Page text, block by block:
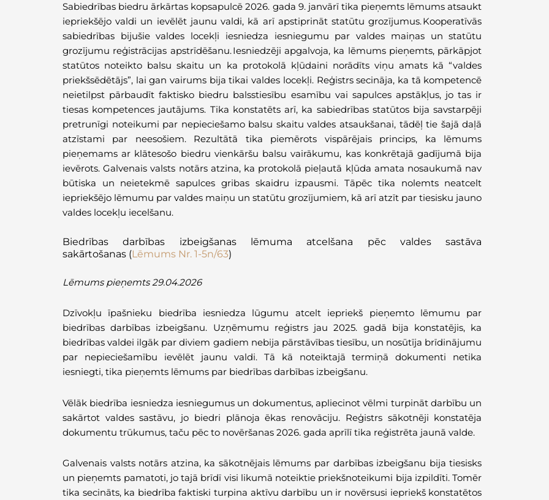
Sabiedrības biedru ārkārtas kopsapulcē 2026. gada 9. janvārī tika pieņemts lēmums atsaukt
iepriekšējo valdi un ievēlēt jaunu valdi, kā arī apstiprināt statūtu grozījumus. Kooperatīvās
sabiedrības bijušie valdes locekļi iesniedza iesniegumu par valdes maiņas un statūtu
grozījumu reģistrācijas apstrīdēšanu. Iesniedzēji apgalvoja, ka lēmums pieņemts, pārkāpjot
statūtos noteikto balsu skaitu un ka protokolā kļūdaini norādīts viņu amats kā “valdes
priekšsēdētājs”, lai gan vairums bija tikai valdes locekļi. Reģistrs secināja, ka tā kompetencē
neietilpst pārbaudīt faktisko biedru balsstiesību esamību vai sapulces apstākļus, jo tas ir
tiesas kompetences jautājums. Tika konstatēts arī, ka sabiedrības statūtos bija savstarpēji
pretrunīgi noteikumi par nepieciešamo balsu skaitu valdes atsaukšanai, tādēļ tie šajā daļā
atzīstami par neesošiem. Rezultātā tika piemērots vispārējais princips, ka lēmums
pieņemams ar klātesošo biedru vienkāršu balsu vairākumu, kas konkrētajā gadījumā bija
ievērots. Galvenais valsts notārs atzina, ka protokolā pieļautā kļūda amata nosaukumā nav
būtiska un neietekmē sapulces gribas skaidru izpausmi. Tāpēc tika nolemts neatcelt
iepriekšējo lēmumu par valdes maiņu un statūtu grozījumiem, kā arī atzīt par tiesisku jauno
valdes locekļu iecelšanu.
Biedrības darbības izbeigšanas lēmuma atcelšana pēc valdes sastāva
sakārtošanas (Lēmums Nr. 1-5n/63)
Lēmums pieņemts 29.04.2026
Dzīvokļu īpašnieku biedrība iesniedza lūgumu atcelt iepriekš pieņemto lēmumu par
biedrības darbības izbeigšanu. Uzņēmumu reģistrs jau 2025. gadā bija konstatējis, ka
biedrības valdei ilgāk par diviem gadiem nebija pārstāvības tiesību, un nosūtīja brīdinājumu
par nepieciešamību ievēlēt jaunu valdi. Tā kā noteiktajā termiņā dokumenti netika
iesniegti, tika pieņemts lēmums par biedrības darbības izbeigšanu.
Vēlāk biedrība iesniedza iesniegumus un dokumentus, apliecinot vēlmi turpināt darbību un
sakārtot valdes sastāvu, jo biedri plānoja ēkas renovāciju. Reģistrs sākotnēji konstatēja
dokumentu trūkumus, taču pēc to novēršanas 2026. gada aprīlī tika reģistrēta jaunā valde.
Galvenais valsts notārs atzina, ka sākotnējais lēmums par darbības izbeigšanu bija tiesisks
un pieņemts pamatoti, jo tajā brīdī visi likumā noteiktie priekšnoteikumi bija izpildīti. Tomēr
tika secināts, ka biedrība faktiski turpina aktīvu darbību un ir novērsusi iepriekš konstatētos